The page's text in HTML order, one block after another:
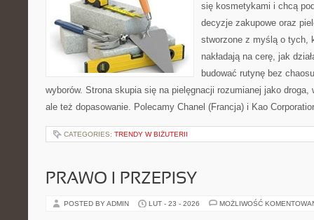
się kosmetykami i chcą
decyzje zakupowe oraz
stworzone z myślą o tych,
nakładają na cerę, jak
budować rutynę bez
wyborów. Strona skupia się na pielęgnacji rozumianej jako
ale też dopasowanie. Polecamy Chanel (Francja) i Kao
CATEGORIES: TRENDY W BIŻUTERII
PRAWO I PRZEPISY
POSTED BY ADMIN LUT - 23 - 2026 MOŻLIWOŚĆ